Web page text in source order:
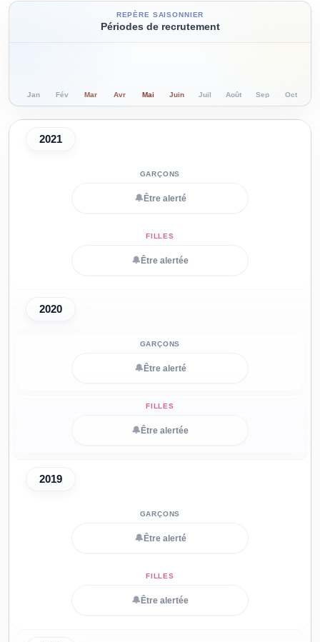
REPÈRE SAISONNIER
Périodes de recrutement
Jan Fév Mar Avr Mai Juin Juil Août Sep Oct
2021
🔔 Être alerté
🔔 Être alertée
2020
🔔 Être alerté
🔔 Être alertée
2019
🔔 Être alerté
🔔 Être alertée